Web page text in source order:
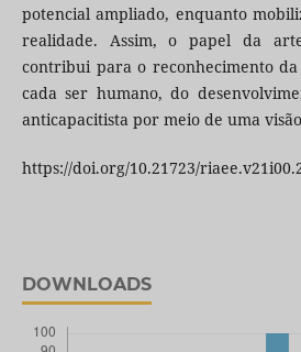
potencial ampliado, enquanto
realidade. Assim, o papel da
contribui para o reconhecimento
cada ser humano, do
anticapacitista por meio de uma
https://doi.org/10.21723/
DOWNLOADS